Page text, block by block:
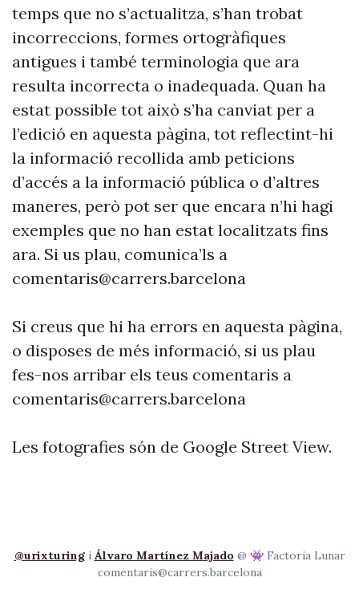
temps que no s’actualitza, s’han trobat
incorreccions, formes ortogràfiques
antigues i també terminologia que ara
resulta incorrecta o inadequada. Quan ha
estat possible tot això s’ha canviat per a
l’edició en aquesta pàgina, tot reflectint-hi
la informació recollida amb peticions
d’accés a la informació pública o d’altres
maneres, però pot ser que encara n’hi hagi
exemples que no han estat localitzats fins
ara. Si us plau, comunica’ls a
comentaris@carrers.barcelona
Si creus que hi ha errors en aquesta pàgina,
o disposes de més informació, si us plau
fes-nos arribar els teus comentaris a
comentaris@carrers.barcelona
Les fotografies són de Google Street View.
@urixturingi Álvaro Martínez Majado @ 👾 Factoria Lunar
comentaris@carrers.barcelona